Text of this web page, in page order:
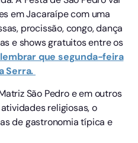
em Jacaraípe com uma
procissão, congo, dança
e shows gratuitos entre os
que segunda-feira
Serra.
São Pedro e em outros
religiosas, o
de gastronomia típica e